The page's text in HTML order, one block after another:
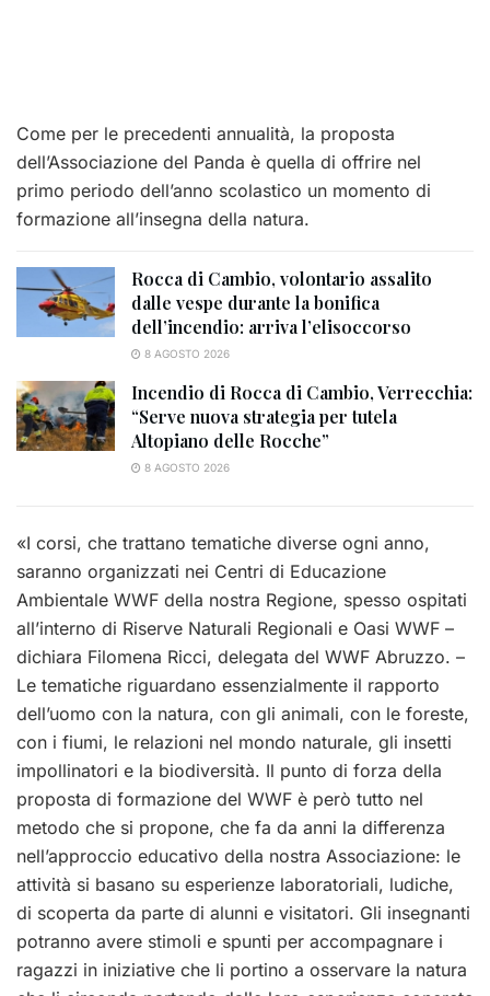
Come per le precedenti annualità, la proposta
dell’Associazione del Panda è quella di offrire nel
primo periodo dell’anno scolastico un momento di
formazione all’insegna della natura.
Rocca di Cambio, volontario assalito
dalle vespe durante la bonifica
dell’incendio: arriva l’elisoccorso
8 AGOSTO 2026
Incendio di Rocca di Cambio, Verrecchia:
“Serve nuova strategia per tutela
Altopiano delle Rocche”
8 AGOSTO 2026
«I corsi, che trattano tematiche diverse ogni anno,
saranno organizzati nei Centri di Educazione
Ambientale WWF della nostra Regione, spesso ospitati
all’interno di Riserve Naturali Regionali e Oasi WWF –
dichiara Filomena Ricci, delegata del WWF Abruzzo. –
Le tematiche riguardano essenzialmente il rapporto
dell’uomo con la natura, con gli animali, con le foreste,
con i fiumi, le relazioni nel mondo naturale, gli insetti
impollinatori e la biodiversità. Il punto di forza della
proposta di formazione del WWF è però tutto nel
metodo che si propone, che fa da anni la differenza
nell’approccio educativo della nostra Associazione: le
attività si basano su esperienze laboratoriali, ludiche,
di scoperta da parte di alunni e visitatori. Gli insegnanti
potranno avere stimoli e spunti per accompagnare i
ragazzi in iniziative che li portino a osservare la natura